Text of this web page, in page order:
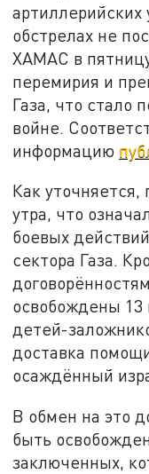
артиллерийских
обстрелах не
ХАМАС в
перемирия и
Газа, что стало
войне.
информацию
Как уточняется,
утра, что
боевых
сектора Газа.
освобождены
детей-
доставка
осаждённый
В обмен на это
быть
заключенных,